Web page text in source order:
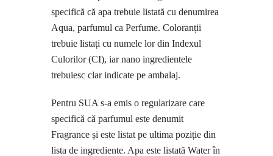
specifică că apa trebuie listată cu denumirea
Aqua, parfumul ca Perfume. Coloranții
trebuie listați cu numele lor din Indexul
Culorilor (CI), iar nano ingredientele
trebuiesc clar indicate pe ambalaj.
Pentru SUA s-a emis o regularizare care
specifică că parfumul este denumit
Fragrance și este listat pe ultima poziție din
lista de ingrediente. Apa este listată Water în